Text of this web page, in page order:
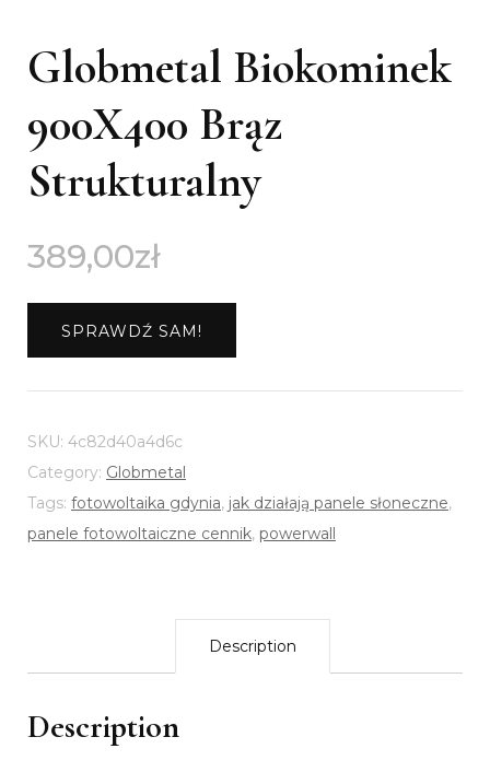
Globmetal Biokominek
900X400 Brąz
Strukturalny
389,00zł
SPRAWDŹ SAM!
SKU: 4c82d40a4d6c
Category: Globmetal
Tags: fotowoltaika gdynia, jak działają panele słoneczne,
panele fotowoltaiczne cennik, powerwall
Description
Description